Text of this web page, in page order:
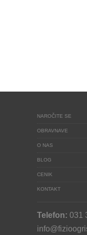
NAROČITE SE
OBRAVNAVE
O NAS
BLOG
CENIK
KONTAKT
Telefon: 031